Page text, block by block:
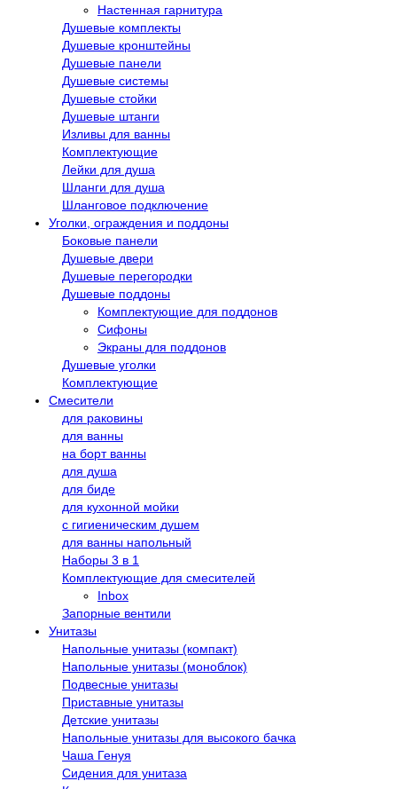
Настенная гарнитура
Душевые комплекты
Душевые кронштейны
Душевые панели
Душевые системы
Душевые стойки
Душевые штанги
Изливы для ванны
Комплектующие
Лейки для душа
Шланги для душа
Шланговое подключение
Уголки, ограждения и поддоны
Боковые панели
Душевые двери
Душевые перегородки
Душевые поддоны
Комплектующие для поддонов
Сифоны
Экраны для поддонов
Душевые уголки
Комплектующие
Смесители
для раковины
для ванны
на борт ванны
для душа
для биде
для кухонной мойки
с гигиеническим душем
для ванны напольный
Наборы 3 в 1
Комплектующие для смесителей
Inbox
Запорные вентили
Унитазы
Напольные унитазы (компакт)
Напольные унитазы (моноблок)
Подвесные унитазы
Приставные унитазы
Детские унитазы
Напольные унитазы для высокого бачка
Чаша Генуя
Сидения для унитаза